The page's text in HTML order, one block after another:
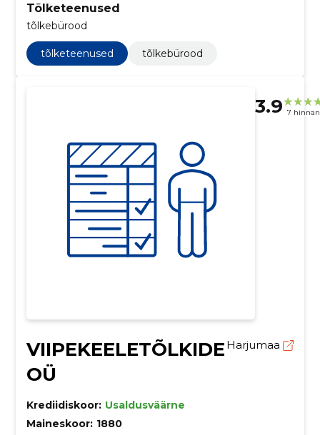
Tõlketeenused
tõlkebürood
tõlketeenused tõlkebürood
3.9 7
VIIPEKEELETÕLKIDE
OÜ
Harjumaa
Krediidiskoor: Usaldusväärne
Maineskoor: 1880